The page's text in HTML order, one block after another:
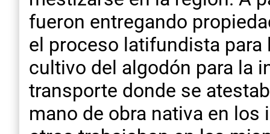
fueron entregando
el proceso latifundista para
cultivo del algodón para la
transporte donde se
mano de obra nativa en